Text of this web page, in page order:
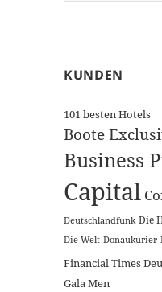
KUNDEN
101 besten Hotels
Boote
Business
Capital
Deutschlandfunk Die
Die Welt Donaukurier
Financial Times
Gala Men